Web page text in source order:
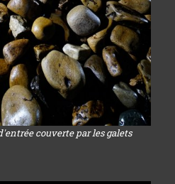
couverte par les galets